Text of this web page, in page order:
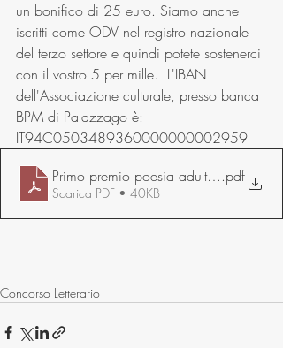
un bonifico di 25 euro. Siamo anche
iscritti come ODV nel registro nazionale
del terzo settore e quindi potete sostenerci
con il vostro 5 per mille.  L'IBAN
dell'Associazione culturale, presso banca
BPM di Palazzago è:
IT94C0503489360000000002959
Primo premio poesia adulti Laura
.pdf
Scarica PDF • 40KB
Concorso Letterario